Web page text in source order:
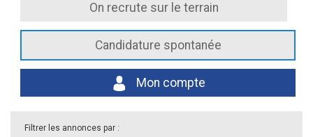
On recrute sur le terrain
Candidature spontanée
Mon compte
Filtrer les annonces par :